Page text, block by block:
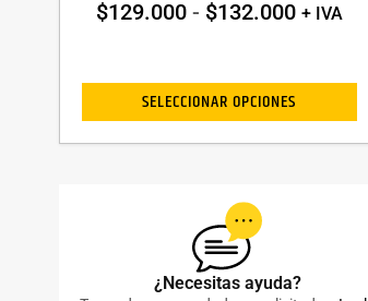
$129.000 - $132.000 + IVA
SELECCIONAR OPCIONES
¿Necesitas ayuda?